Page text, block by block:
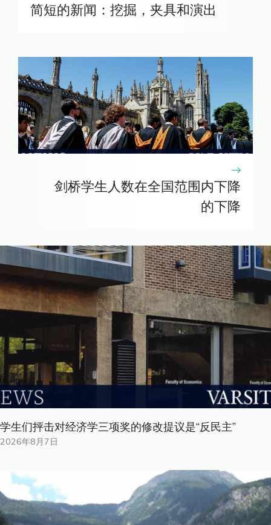
简短的新闻：挖掘，夹具和演出
剑桥学生人数在全国范围内下降
的下降
学生们抨击对经济学三项奖的修改提议是“反民主”
2026年8月7日